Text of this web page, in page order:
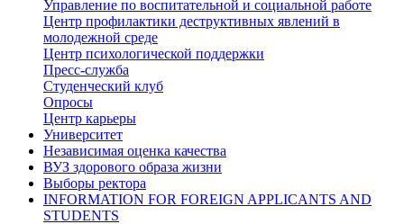
Управление по воспитательной и социальной работе
Центр профилактики деструктивных явлений в
молодежной среде
Центр психологической поддержки
Пресс-служба
Студенческий клуб
Опросы
Центр карьеры
Университет
Независимая оценка качества
ВУЗ здорового образа жизни
Выборы ректора
INFORMATION FOR FOREIGN APPLICANTS AND
STUDENTS